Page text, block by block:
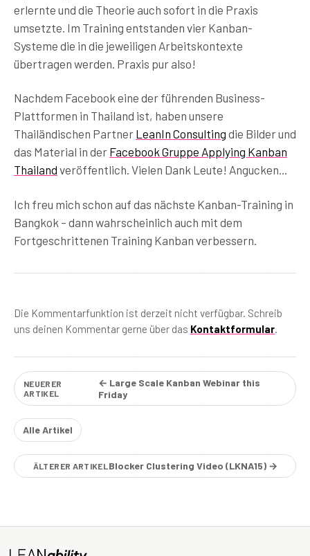
erlernte und die Theorie auch sofort in die Praxis
umsetzte. Im Training entstanden vier Kanban-
Systeme die in die jeweiligen Arbeitskontexte
übertragen werden. Praxis pur also!
Nachdem Facebook eine der führenden Business-
Plattformen in Thailand ist, haben unsere
Thailändischen Partner LeanIn Consulting die Bilder und
das Material in der Facebook Gruppe Applying Kanban
Thailand veröffentlich. Vielen Dank Leute! Angucken…
Ich freu mich schon auf das nächste Kanban-Training in
Bangkok – dann wahrscheinlich auch mit dem
Fortgeschrittenen Training Kanban verbessern.
Die Kommentarfunktion ist derzeit nicht verfügbar. Schreib
uns deinen Kommentar gerne über das Kontaktformular.
NEUERER
ARTIKEL
← Large Scale Kanban Webinar this
Friday
Alle Artikel
ÄLTERER ARTIKEL Blocker Clustering Video (LKNA15) →